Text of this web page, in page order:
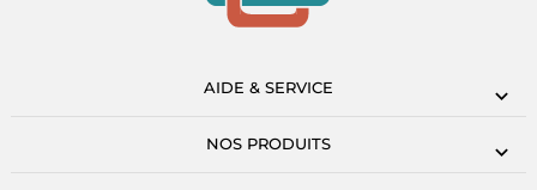
AIDE & SERVICE
NOS PRODUITS